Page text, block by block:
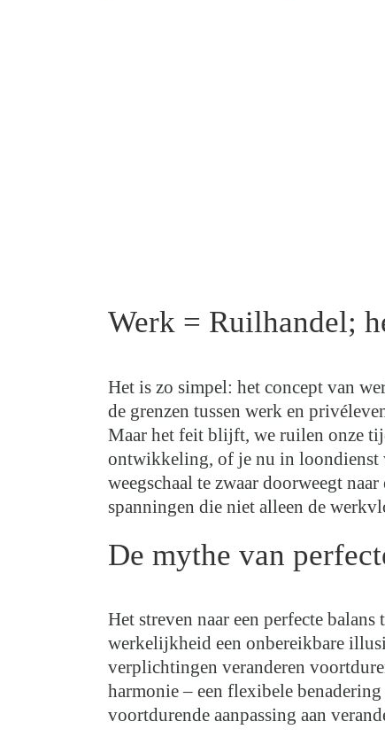
Werk = Ruilhandel;
Het is zo simpel: het concept van
de grenzen tussen werk en
Maar het feit blijft, we ruilen onze
ontwikkeling, of je nu in loondienst
weegschaal te zwaar doorweegt
spanningen die niet alleen de
De mythe van
Het streven naar een perfecte
werkelijkheid een onbereikbare
verplichtingen veranderen
harmonie – een flexibele benadering
voortdurende aanpassing aan